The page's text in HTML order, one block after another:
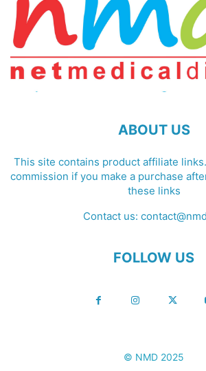
ABOUT US
This site contains product affiliate
commission if you make a purchase
these links
Contact us:
FOLLOW US
© NMD 2025